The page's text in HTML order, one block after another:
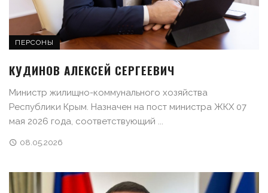
ПЕРСОНЫ
КУДИНОВ АЛЕКСЕЙ СЕРГЕЕВИЧ
Министр жилищно-коммунального хозяйства
Республики Крым. Назначен на пост министра ЖКХ 07
мая 2026 года, соответствующий ...
08.05.2026